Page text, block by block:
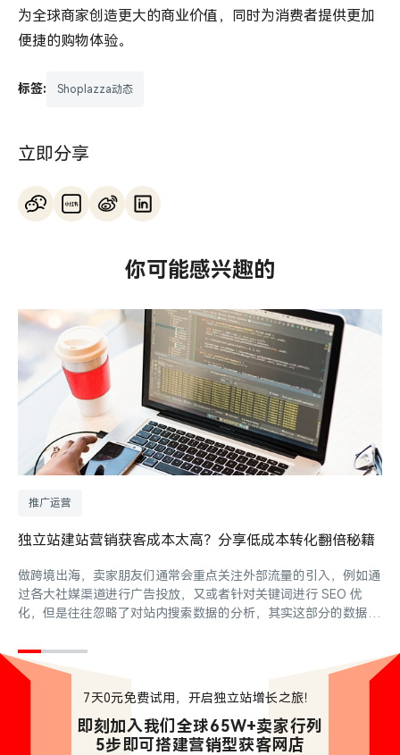
为全球商家创造更大的商业价值，同时为消费者提供更加
便捷的购物体验。
标签: Shoplazza动态
立即分享
你可能感兴趣的
推广运营
独立站建站营销获客成本太高？分享低成本转化翻倍秘籍
做跨境出海，卖家朋友们通常会重点关注外部流量的引入，例如通
过各大社媒渠道进行广告投放，又或者针对关键词进行 SEO 优
化，但是往往忽略了对站内搜索数据的分析，其实这部分的数据追
7天0元免费试用，开启独立站增长之旅！
即刻加入我们全球65W+卖家行列
5步即可搭建营销型获客网店